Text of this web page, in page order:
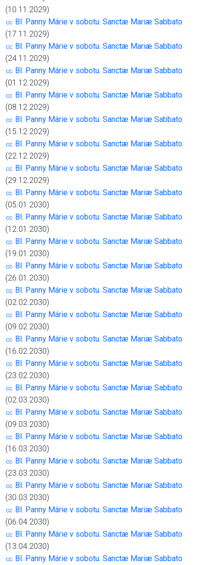
(10.11.2029)
㏄ Bl. Panny Márie v sobotu. Sanctæ Mariæ Sabbato
(17.11.2029)
㏄ Bl. Panny Márie v sobotu. Sanctæ Mariæ Sabbato
(24.11.2029)
㏄ Bl. Panny Márie v sobotu. Sanctæ Mariæ Sabbato
(01.12.2029)
㏄ Bl. Panny Márie v sobotu. Sanctæ Mariæ Sabbato
(08.12.2029)
㏄ Bl. Panny Márie v sobotu. Sanctæ Mariæ Sabbato
(15.12.2029)
㏄ Bl. Panny Márie v sobotu. Sanctæ Mariæ Sabbato
(22.12.2029)
㏄ Bl. Panny Márie v sobotu. Sanctæ Mariæ Sabbato
(29.12.2029)
㏄ Bl. Panny Márie v sobotu. Sanctæ Mariæ Sabbato
(05.01.2030)
㏄ Bl. Panny Márie v sobotu. Sanctæ Mariæ Sabbato
(12.01.2030)
㏄ Bl. Panny Márie v sobotu. Sanctæ Mariæ Sabbato
(19.01.2030)
㏄ Bl. Panny Márie v sobotu. Sanctæ Mariæ Sabbato
(26.01.2030)
㏄ Bl. Panny Márie v sobotu. Sanctæ Mariæ Sabbato
(02.02.2030)
㏄ Bl. Panny Márie v sobotu. Sanctæ Mariæ Sabbato
(09.02.2030)
㏄ Bl. Panny Márie v sobotu. Sanctæ Mariæ Sabbato
(16.02.2030)
㏄ Bl. Panny Márie v sobotu. Sanctæ Mariæ Sabbato
(23.02.2030)
㏄ Bl. Panny Márie v sobotu. Sanctæ Mariæ Sabbato
(02.03.2030)
㏄ Bl. Panny Márie v sobotu. Sanctæ Mariæ Sabbato
(09.03.2030)
㏄ Bl. Panny Márie v sobotu. Sanctæ Mariæ Sabbato
(16.03.2030)
㏄ Bl. Panny Márie v sobotu. Sanctæ Mariæ Sabbato
(23.03.2030)
㏄ Bl. Panny Márie v sobotu. Sanctæ Mariæ Sabbato
(30.03.2030)
㏄ Bl. Panny Márie v sobotu. Sanctæ Mariæ Sabbato
(06.04.2030)
㏄ Bl. Panny Márie v sobotu. Sanctæ Mariæ Sabbato
(13.04.2030)
㏄ Bl. Panny Márie v sobotu. Sanctæ Mariæ Sabbato